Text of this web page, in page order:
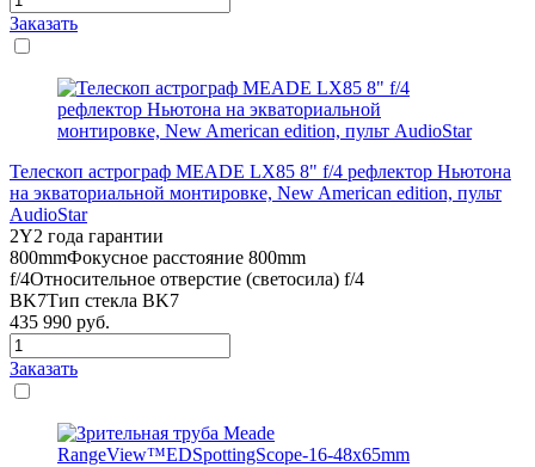
Заказать
Телескоп астрограф MEADE LX85 8" f/4 рефлектор Ньютона
на экваториальной монтировке, New American edition, пульт
AudioStar
2Y2 года гарантии
800mmФокусное расстояние 800mm
f/4Относительное отверстие (светосила) f/4
BK7Тип стекла BK7
435 990 руб.
Заказать